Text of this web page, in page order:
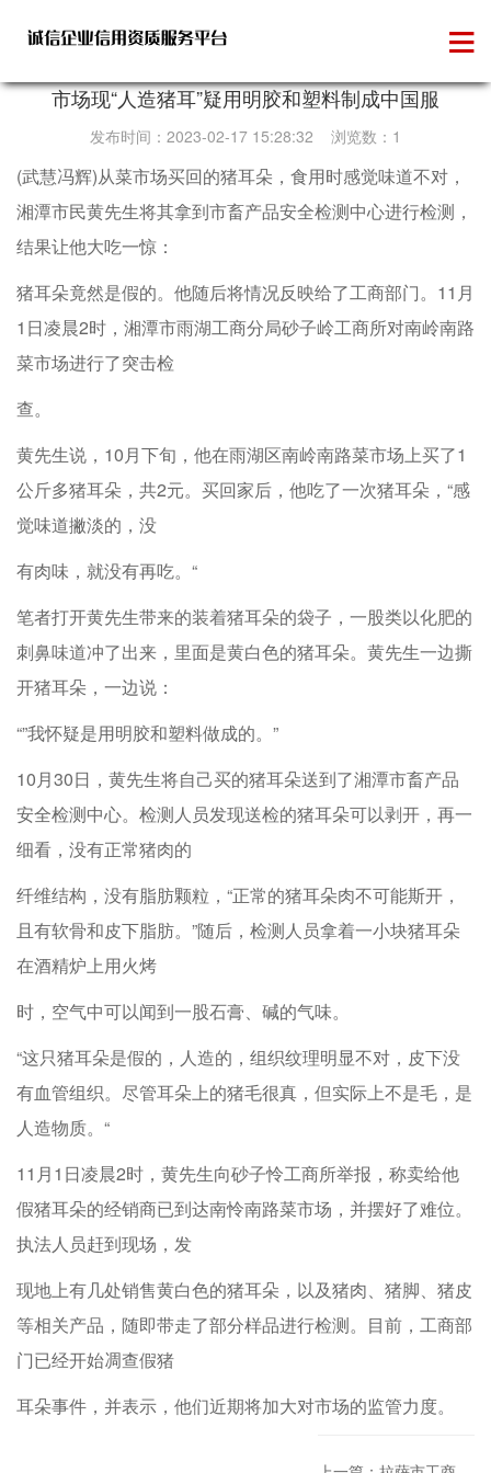
维权投诉
市场现“人造猪耳”疑用明胶和塑料制成中国服
发布时间：2023-02-17 15:28:32 浏览数：1
(武慧冯辉)从菜市场买回的猪耳朵，食用时感觉味道不对，
湘潭市民黄先生将其拿到市畜产品安全检测中心进行检测，
结果让他大吃一惊：
猪耳朵竟然是假的。他随后将情况反映给了工商部门。11月
1日凌晨2时，湘潭市雨湖工商分局砂子岭工商所对南岭南路
菜市场进行了突击检
查。
黄先生说，10月下旬，他在雨湖区南岭南路菜市场上买了1
公斤多猪耳朵，共2元。买回家后，他吃了一次猪耳朵，“感
觉味道撇淡的，没
有肉味，就没有再吃。“
笔者打开黄先生带来的装着猪耳朵的袋子，一股类以化肥的
刺鼻味道冲了出来，里面是黄白色的猪耳朵。黄先生一边撕
开猪耳朵，一边说：
“”我怀疑是用明胶和塑料做成的。”
10月30日，黄先生将自己买的猪耳朵送到了湘潭市畜产品
安全检测中心。检测人员发现送检的猪耳朵可以剥开，再一
细看，没有正常猪肉的
纤维结构，没有脂肪颗粒，“正常的猪耳朵肉不可能斯开，
且有软骨和皮下脂肪。”随后，检测人员拿着一小块猪耳朵
在酒精炉上用火烤
时，空气中可以闻到一股石膏、碱的气味。
“这只猪耳朵是假的，人造的，组织纹理明显不对，皮下没
有血管组织。尽管耳朵上的猪毛很真，但实际上不是毛，是
人造物质。“
11月1日凌晨2时，黄先生向砂子怜工商所举报，称卖给他
假猪耳朵的经销商已到达南怜南路菜市场，并摆好了难位。
执法人员赶到现场，发
现地上有几处销售黄白色的猪耳朵，以及猪肉、猪脚、猪皮
等相关产品，随即带走了部分样品进行检测。目前，工商部
门已经开始凋查假猪
耳朵事件，并表示，他们近期将加大对市场的监管力度。